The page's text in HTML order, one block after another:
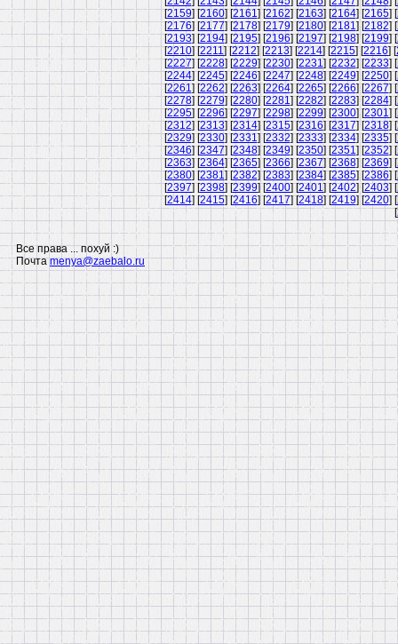
[2159] [2160] [2161] [2162] [2163] [2164] [2165] [
[2176] [2177] [2178] [2179] [2180] [2181] [2182] [
[2193] [2194] [2195] [2196] [2197] [2198] [2199] [
[2210] [2211] [2212] [2213] [2214] [2215] [2216] [
[2227] [2228] [2229] [2230] [2231] [2232] [2233] [
[2244] [2245] [2246] [2247] [2248] [2249] [2250] [
[2261] [2262] [2263] [2264] [2265] [2266] [2267] [
[2278] [2279] [2280] [2281] [2282] [2283] [2284] [
[2295] [2296] [2297] [2298] [2299] [2300] [2301] [
[2312] [2313] [2314] [2315] [2316] [2317] [2318] [
[2329] [2330] [2331] [2332] [2333] [2334] [2335] [
[2346] [2347] [2348] [2349] [2350] [2351] [2352] [
[2363] [2364] [2365] [2366] [2367] [2368] [2369] [
[2380] [2381] [2382] [2383] [2384] [2385] [2386] [
[2397] [2398] [2399] [2400] [2401] [2402] [2403] [
[2414] [2415] [2416] [2417] [2418] [2419] [2420] [
[
Все права ... похуй :)
Почтаmenya@zaebalo.ru